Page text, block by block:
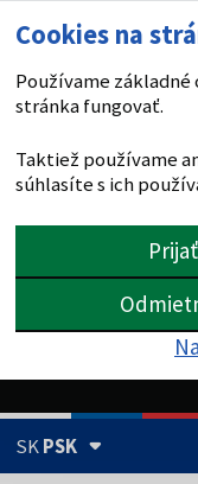
Cookies na
Používame
stránka fungovať.
Taktiež používame
súhlasíte s ich
SKPSK